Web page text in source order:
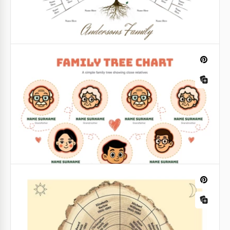
Descubra suas origens com nosso modelo de Árvore
Genealógica! Descubra a rica tapeçaria da história
de sua família de forma visualmente cativante.
Google Slides
Google Sheets